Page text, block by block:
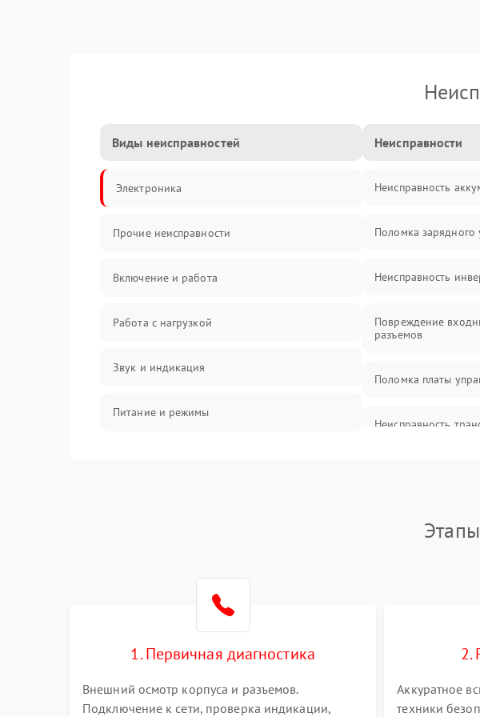
Виды неисправностей
Электроника
Прочие неисправности
Включение и работа
Работа с нагрузкой
Звук и индикация
Питание и режимы
Неисправности
Неисправность
Поломка зарядного
Неисправность
Повреждение
разъемов
Поломка платы
Неисправность
Поломка фильтров
Неисправность
1. Первичная диагностика
Внешний осмотр корпуса и разъемов.
Подключение к сети, проверка индикации,
2.
Аккуратное
техники